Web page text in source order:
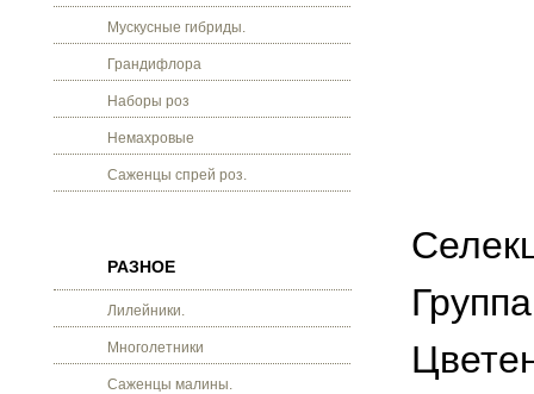
Мускусные гибриды.
Грандифлора
Наборы роз
Немахровые
Саженцы спрей роз.
РАЗНОЕ
Лилейники.
Многолетники
Саженцы малины.